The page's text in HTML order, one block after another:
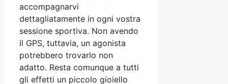
accompagnarvi
dettagliatamente in ogni vostra
sessione sportiva. Non avendo
il GPS, tuttavia, un agonista
potrebbero trovarlo non
adatto. Resta comunque a tutti
gli effetti un piccolo gioiello